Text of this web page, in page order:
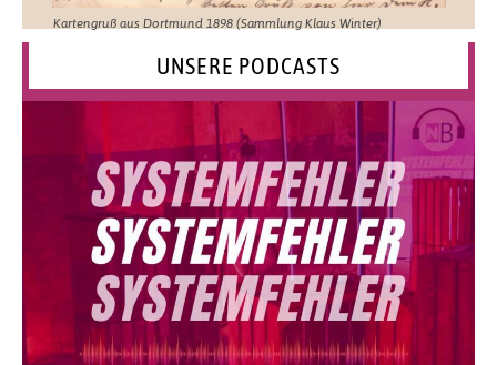
Kartengruß aus Dortmund 1898 (Sammlung Klaus Winter)
UNSERE PODCASTS